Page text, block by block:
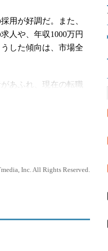
用が好調だ。また、
人や、年収1000万円
した傾向は、市場全
あふれ、現在の転職
うだ。
ーネット／Web業界だ
とはいかないまで
Inc. All Rights Reserved.